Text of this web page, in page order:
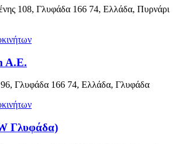
108, Γλυφάδα 166 74, Ελλάδα, Πυρνάρι
A.E.
Γλυφάδα 166 74, Ελλάδα, Γλυφάδα
Γλυφάδα)